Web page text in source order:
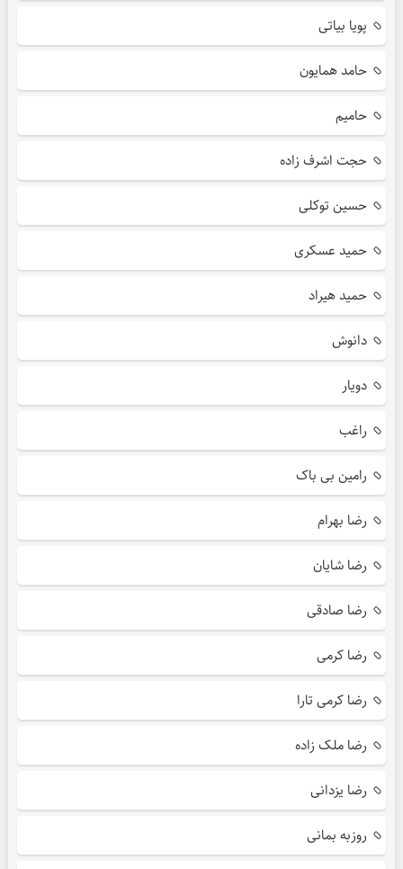
پویا بیاتی
حامد همایون
حامیم
حجت اشرف زاده
حسین توکلی
حمید عسکری
حمید هیراد
دانوش
دویار
راغب
رامین بی باک
رضا بهرام
رضا شایان
رضا صادقی
رضا کرمی
رضا کرمی تارا
رضا ملک زاده
رضا یزدانی
روزبه بمانی